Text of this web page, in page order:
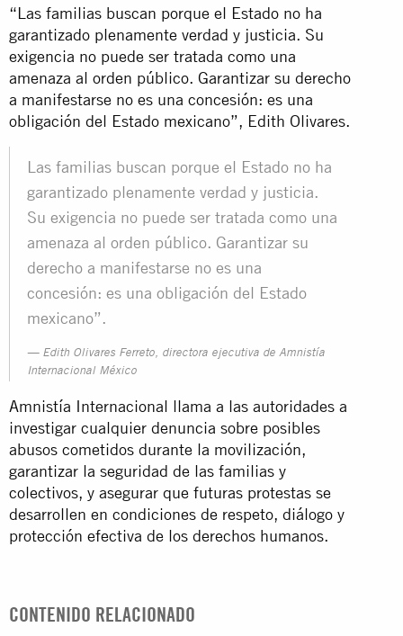
“Las familias buscan porque el Estado no ha
garantizado plenamente verdad y justicia. Su
exigencia no puede ser tratada como una
amenaza al orden público. Garantizar su derecho
a manifestarse no es una concesión: es una
obligación del Estado mexicano”, Edith Olivares.
Las familias buscan porque el Estado no ha
garantizado plenamente verdad y justicia.
Su exigencia no puede ser tratada como una
amenaza al orden público. Garantizar su
derecho a manifestarse no es una
concesión: es una obligación del Estado
mexicano”.
Edith Olivares Ferreto, directora ejecutiva de Amnistía
Internacional México
Amnistía Internacional llama a las autoridades a
investigar cualquier denuncia sobre posibles
abusos cometidos durante la movilización,
garantizar la seguridad de las familias y
colectivos, y asegurar que futuras protestas se
desarrollen en condiciones de respeto, diálogo y
protección efectiva de los derechos humanos.
CONTENIDO RELACIONADO